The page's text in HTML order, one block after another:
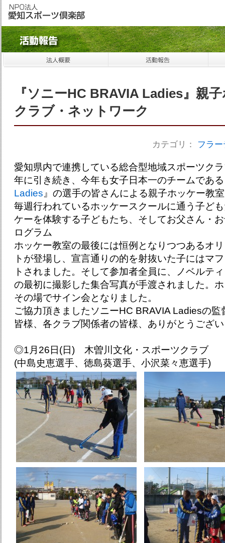
『ソニーHC BRAVIA Ladies』親
クラブ・ネットワーク
カテゴリ： フラ
愛知県内で連携している総合型地域スポーツク
年に引き続き、今年も女子日本一のチームであ
Ladies 』の選手の皆さんによる親子ホッケー教
毎週行われているホッケースクールに通う子ど
ケーを体験する子どもたち、そしてお父さん・
ログラム
ホッケー教室の最後には恒例となりつつあるオ
トが登場し、宣言通りの的を射抜いた子にはマ
トされました。そして参加者全員に、ノベルテ
の最初に撮影した集合写真が手渡されました。
その場でサイン会となりました。
ご協力頂きましたソニーHC BRAVIA Ladiesの
皆様、各クラブ関係者の皆様、ありがとうござ
◎1月26日(日) 木曽川文化・スポーツクラブ
(中島史恵選手、徳島葵選手、小沢菜々恵選手)